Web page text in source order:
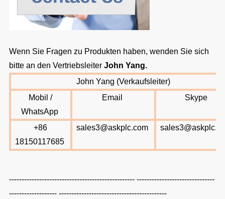
Wenn Sie Fragen zu Produkten haben, wenden Sie sich
bitte an den Vertriebsleiter John Yang.
John Yang (Verkaufsleiter)
Mobil /
WhatsApp
Email Skype
+86
18150117685
sales3@askplc.com
-------------------------------------------------- -------------------------------
------------------- -------------------------------------------